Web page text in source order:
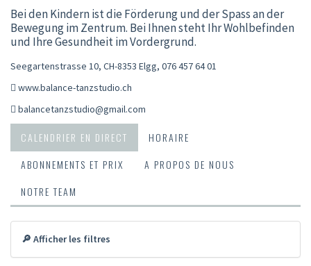
Bei den Kindern ist die Förderung und der Spass an der
Bewegung im Zentrum. Bei Ihnen steht Ihr Wohlbefinden
und Ihre Gesundheit im Vordergrund.
Seegartenstrasse 10, CH-8353 Elgg, 076 457 64 01
www.balance-tanzstudio.ch
balancetanzstudio@gmail.com
CALENDRIER EN DIRECT
HORAIRE
ABONNEMENTS ET PRIX
A PROPOS DE NOUS
NOTRE TEAM
🔎 Afficher les filtres